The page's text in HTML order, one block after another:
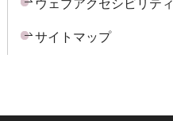
ウェブアクセシビリティ
サイトマップ